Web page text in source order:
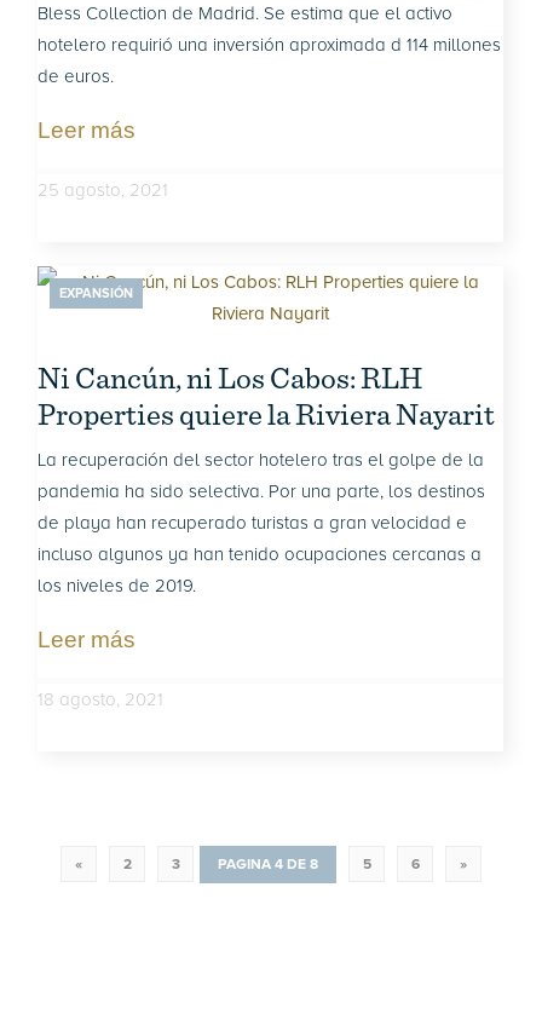
Bless Collection de Madrid. Se estima que el activo
hotelero requirió una inversión aproximada d 114 millones
de euros.
Leer más
25 agosto, 2021
EXPANSIÓN
Ni Cancún, ni Los Cabos: RLH
Properties quiere la Riviera Nayarit
La recuperación del sector hotelero tras el golpe de la
pandemia ha sido selectiva. Por una parte, los destinos
de playa han recuperado turistas a gran velocidad e
incluso algunos ya han tenido ocupaciones cercanas a
los niveles de 2019.
Leer más
18 agosto, 2021
« 2 3 PAGINA 4 DE 8 5 6 »